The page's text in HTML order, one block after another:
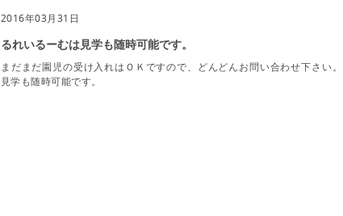
2016年03月31日
るれいるーむは見学も随時可能です。
まだまだ園児の受け入れはＯＫですので、どんどんお問い合わせ下さい。
見学も随時可能です。